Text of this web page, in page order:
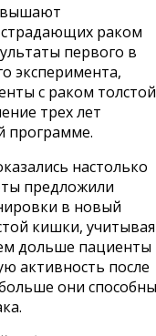
раком
первого в
эксперимента,
с раком толстой
трех лет
программе.
настолько
предложили
в новый
кишки, учитывая
дольше пациенты
активность после
они способны